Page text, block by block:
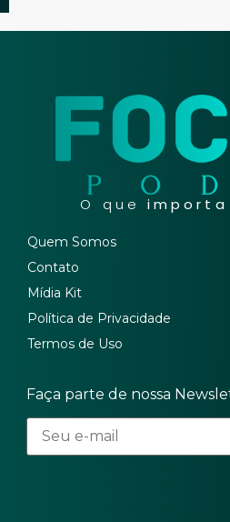
O que importa
Quem Somos
Contato
Mídia Kit
Política de Privacidade
Termos de Uso
Faça parte de nossa